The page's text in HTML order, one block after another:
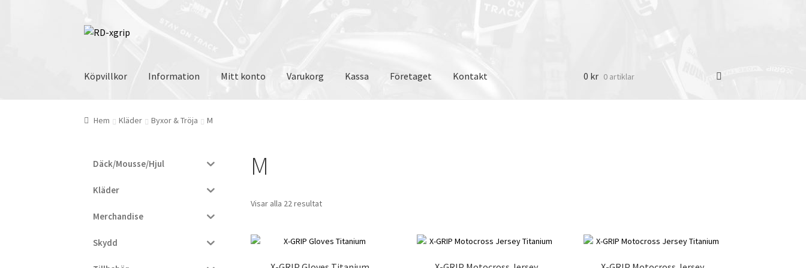
Hoppa
Hoppa
Köpvillkor
Information Mitt konto Varukorg Kassa Företaget Kontakt 0 kr 0 artiklar
Hem Kläder Byxor & Tröja M
M
Visar alla 22 resultat
Däck/Mousse/Hjul
Kläder
Merchandise
Skydd